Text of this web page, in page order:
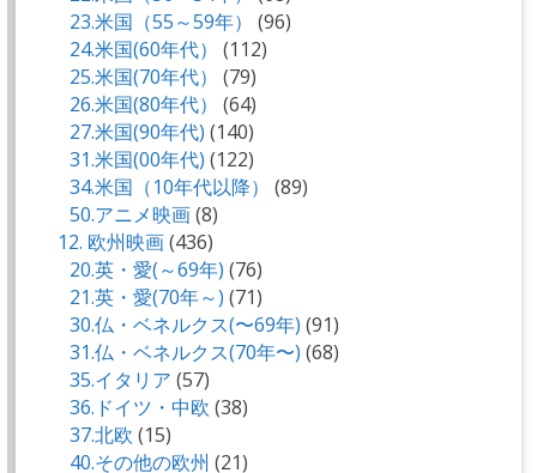
23.米国（55～59年）
(96)
24.米国(60年代）
(112)
25.米国(70年代）
(79)
26.米国(80年代）
(64)
27.米国(90年代) (140)
31.米国(00年代) (122)
34.米国（10年代以降）
(89)
50.アニメ映画(8)
12. 欧州映画(436)
20.英・愛(～69年) (76)
21.英・愛(70年～) (71)
30.仏・ベネルクス(〜69年) (91)
31.仏・ベネルクス(70年〜) (68)
35.イタリア (57)
36.ドイツ・中欧 (38)
37.北欧 (15)
40.その他の欧州 (21)